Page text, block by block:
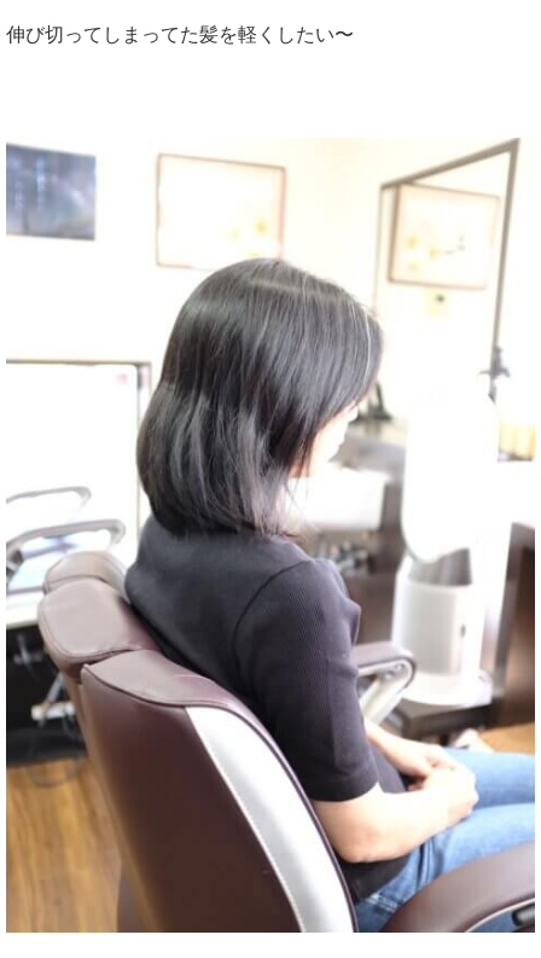
伸び切ってしまってた髪を軽くしたい〜